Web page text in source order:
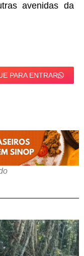
avenidas da
PARA ENTRAR